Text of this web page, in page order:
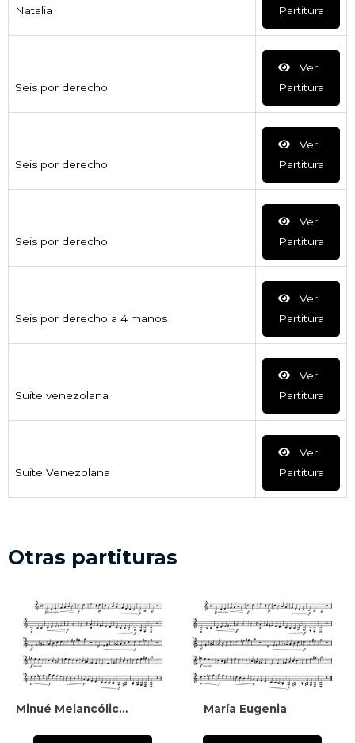
Natalia
Partitura
Seis por derecho
Ver
Partitura
Seis por derecho
Ver
Partitura
Seis por derecho
Ver
Partitura
Seis por derecho a 4 manos
Ver
Partitura
Suite venezolana
Ver
Partitura
Suite Venezolana
Ver
Partitura
Otras partituras
Minué Melancólico Para Piano María Eugenia